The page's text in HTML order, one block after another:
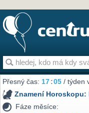
Přesný čas:17:05 / týden
Znamení Horoskopu:
Fáze měsíce: